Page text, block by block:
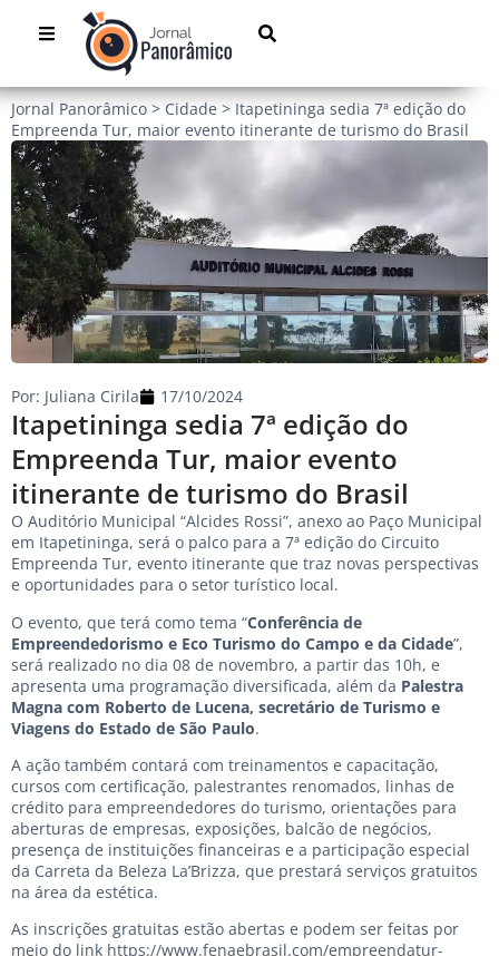
Jornal Panorâmico > Cidade > Itapetininga sedia 7ª edição do
Empreenda Tur, maior evento itinerante de turismo do Brasil
Itapetininga sedia 7ª edição do
Empreenda Tur, maior evento
itinerante de turismo do Brasil
Por: Juliana Cirila 17/10/2024
O Auditório Municipal “Alcides Rossi”, anexo ao Paço Municipal
em Itapetininga, será o palco para a 7ª edição do Circuito
Empreenda Tur, evento itinerante que traz novas perspectivas
e oportunidades para o setor turístico local.
O evento, que terá como tema “Conferência de
Empreendedorismo e Eco Turismo do Campo e da Cidade”,
será realizado no dia 08 de novembro, a partir das 10h, e
apresenta uma programação diversificada, além da Palestra
Magna com Roberto de Lucena, secretário de Turismo e
Viagens do Estado de São Paulo.
A ação também contará com treinamentos e capacitação,
cursos com certificação, palestrantes renomados, linhas de
crédito para empreendedores do turismo, orientações para
aberturas de empresas, exposições, balcão de negócios,
presença de instituições financeiras e a participação especial
da Carreta da Beleza La’Brizza, que prestará serviços gratuitos
na área da estética.
As inscrições gratuitas estão abertas e podem ser feitas por
meio do link https://www.fenaebrasil.com/empreendatur-